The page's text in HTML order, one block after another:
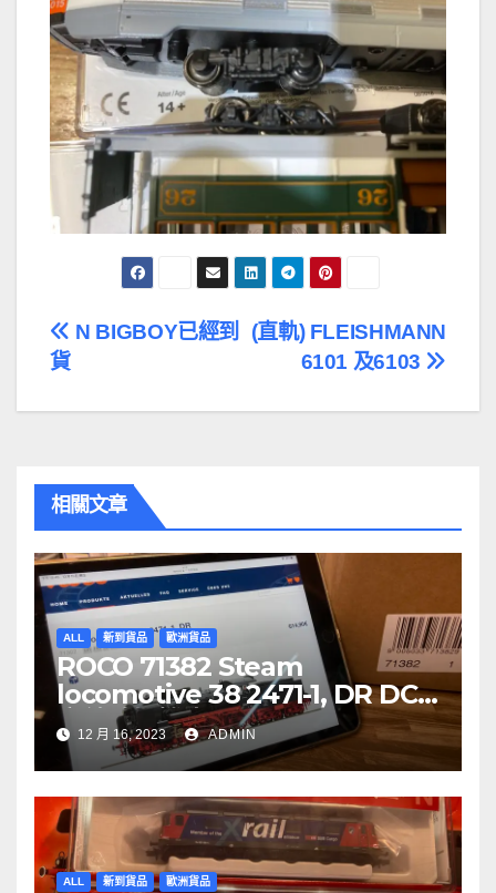
文
章
覽
(直軌) FLEISHMANN
6101 及6103
N BIGBOY已經到
貨
相關文章
ALL 新到貨品 歐洲貨品
ROCO 71382 Steam
locomotive 38 2471-1, DR DCC
音效噴煙機車
12 月 16, 2023 ADMIN
ALL 新到貨品 歐洲貨品